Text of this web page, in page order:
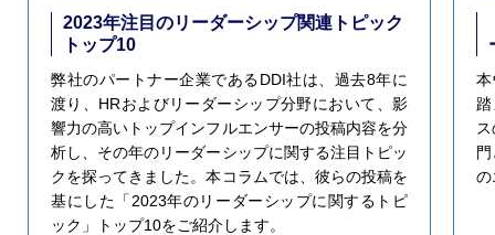
2023年注目のリーダーシップ関連トピック
トップ10
弊社のパートナー企業であるDDI社は、過去8年に
渡り、HRおよびリーダーシップ分野において、影
響力の高いトップインフルエンサーの投稿内容を分
析し、その年のリーダーシップに関する注目トピッ
クを探ってきました。本コラムでは、彼らの投稿を
基にした「2023年のリーダーシップに関するトピ
ック」トップ10をご紹介します。
本
の